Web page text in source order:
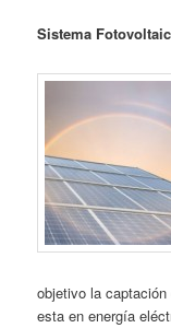
Sistema
objetivo la
esta en energía